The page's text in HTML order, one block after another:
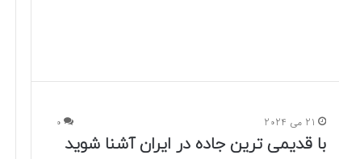
21 می 2024
0
با قدیمی ترین جاده در ایران آشنا شوید